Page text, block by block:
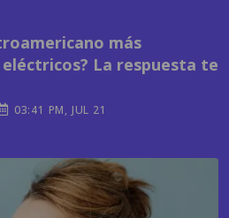
La respuesta te
03:41 PM, JUL 21